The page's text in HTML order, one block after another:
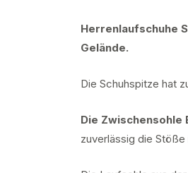
Herrenlaufschuhe
Gelände.
Die Schuhspitze hat
Die Zwischensohle
zuverlässig die Stöße